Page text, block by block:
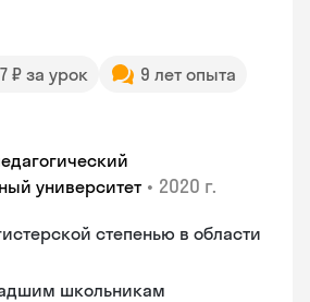
₽ за урок
9 лет опыта
университет • 2020 г.
степенью в области
школьникам